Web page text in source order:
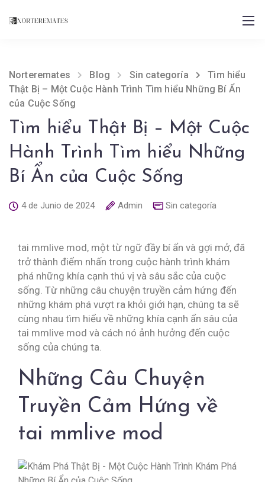
Norteremates Blog Sin categoría
Tìm hiểu
Thật Bị – Một Cuộc Hành Trình Tìm hiểu Những Bí Ẩn
của Cuộc Sống
Tìm hiểu Thật Bị – Một Cuộc
Hành Trình Tìm hiểu Những
Bí Ẩn của Cuộc Sống
4 de Junio de 2024 Admin Sin categoría
tai mmlive mod, một từ ngữ đầy bí ẩn và gợi mở, đã
trở thành điểm nhấn trong cuộc hành trình khám
phá những khía cạnh thú vị và sâu sắc của cuộc
sống. Từ những câu chuyện truyền cảm hứng đến
những khám phá vượt ra khỏi giới hạn, chúng ta sẽ
cùng nhau tìm hiểu về những khía cạnh ẩn sâu của
tai mmlive mod và cách nó ảnh hưởng đến cuộc
sống của chúng ta.
Những Câu Chuyện
Truyền Cảm Hứng về
tai mmlive mod